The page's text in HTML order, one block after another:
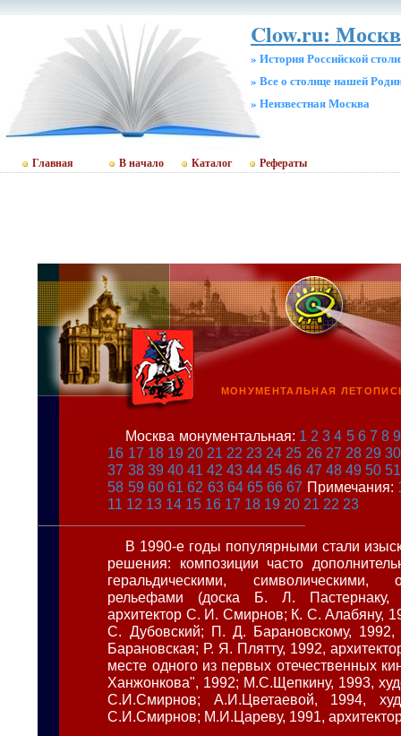
Clow.ru:
» История Российской
» Все о столице нашей
» Неизвестная Москва
Главная В начало Каталог Рефераты
МОНУМЕНТАЛЬНАЯ
Москва монументальная: 1 2 3 4 5 6 7 8 9
16 17 18 19 20 21 22 23 24 25 26 27 28 29 30
37 38 39 40 41 42 43 44 45 46 47 48 49 50 51
58 59 60 61 62 63 64 65 66 67 Примечания:
11 12 13 14 15 16 17 18 19 20 21 22 23
В 1990-е годы популярными стали
решения: композиции часто
геральдическими, символическими,
рельефами (доска Б. Л. Пастернаку,
архитектор С. И. Смирнов; К. С. Алабяну,
С. Дубовский; П. Д. Барановскому, 1992,
Барановская; Р. Я. Плятту, 1992,
месте одного из первых отечественных
Ханжонкова", 1992; М.С.Щепкину, 1993,
С.И.Смирнов; А.И.Цветаевой, 1994,
С.И.Смирнов; М.И.Цареву, 1991,